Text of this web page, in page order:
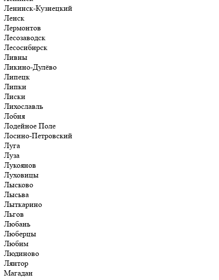
Ленинск-Кузнецкий
Ленск
Лермонтов
Лесозаводск
Лесосибирск
Ливны
Ликино-Дулёво
Липецк
Липки
Лиски
Лихославль
Лобня
Лодейное Поле
Лосино-Петровский
Луга
Луза
Лукоянов
Луховицы
Лысково
Лысьва
Лыткарино
Льгов
Любань
Люберцы
Любим
Людиново
Лянтор
Магадан